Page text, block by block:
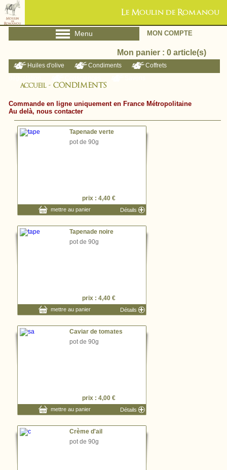
Le Moulin de Romanou
Mon panier : 0 article(s)
Menu MON COMPTE
Huiles d'olive Condiments
Coffrets
ACCUEIL- CONDIMENTS
Commande en ligne uniquement en France Métropolitaine
Au delà, nous contacter
Tapenade verte
pot de 90g
prix : 4,40 €
mettre au panier Détails
Tapenade noire
pot de 90g
prix : 4,40 €
mettre au panier Détails
Caviar de tomates
pot de 90g
prix : 4,00 €
mettre au panier Détails
Crème d'ail
pot de 90g